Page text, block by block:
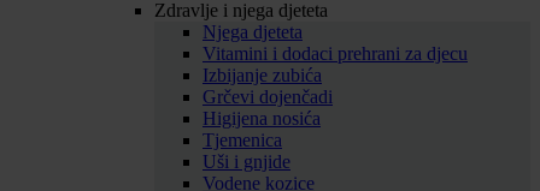
Zdravlje i njega djeteta
Njega djeteta
Vitamini i dodaci prehrani za djecu
Izbijanje zubića
Grčevi dojenčadi
Higijena nosića
Tjemenica
Uši i gnjide
Vodene kozice